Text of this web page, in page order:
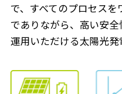
で、すべてのプロセス
でありながら、高い安
運用いただける太陽光発